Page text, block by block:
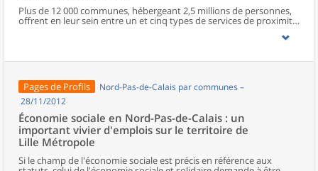
Plus de 12 000 communes, hébergeant 2,5 millions de personnes,
offrent en leur sein entre un et cinq types de services de proximité.
Dans ces communes, les artisans et les restaurants sont les plus
boulangeries ou les supérettes, n’apparaissent de façon
services de proximité. Quant aux services médicaux, ils sont situés
dans des communes bénéficiant d’un nombre d’équipements
encore plus large. Aux communes qui possèdent au moins un
service de proximité, s’ajoutent 1 888 communes qui n’en
possèdent aucun. Elles abritent 162 000 habitants.
Pages de Profils
Nord-Pas-de-Calais par communes –
28/11/2012
Économie sociale en Nord-Pas-de-Calais : un
important vivier d'emplois sur le territoire de
Lille Métropole
Si le champ de l'économie sociale est précis en référence aux